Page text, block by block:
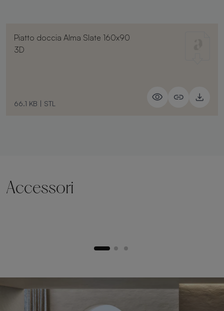
Piatto doccia Alma Slate 160x90
3D
66.1 KB | STL
Accessori